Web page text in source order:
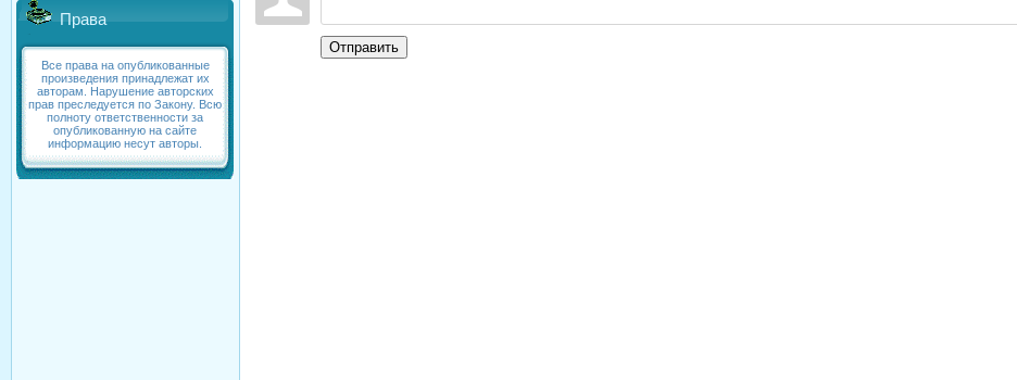
Права
Все права на опубликованные
произведения принадлежат их
авторам. Нарушение авторских
прав преследуется по Закону. Всю
полноту ответственности за
опубликованную на сайте
информацию несут авторы.
Отправить